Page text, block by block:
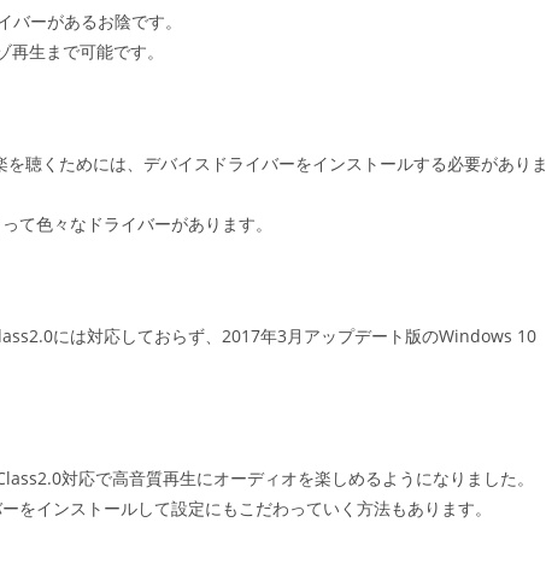
ーがあるお陰です。
生まで可能です。
聴くためには、デバイスドライバーをインストールする必要がありま
て色々なドライバーがあります。
には対応しておらず、2017年3月アップデート版のWindows 10
対応で高音質再生にオーディオを楽しめるようになりました。
をインストールして設定にもこだわっていく方法もあります。